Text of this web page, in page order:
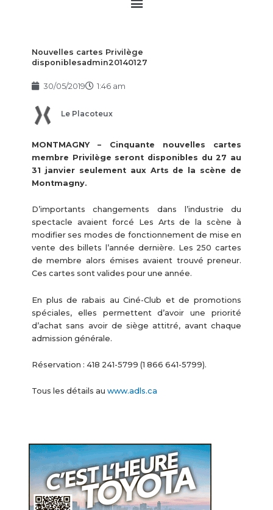
Nouvelles cartes Privilège
disponiblesadmin20140127
30/05/2019 1:46 am
Le Placoteux
MONTMAGNY – Cinquante nouvelles cartes
membre Privilège seront disponibles du 27 au
31 janvier seulement aux Arts de la scène de
Montmagny.
D’importants changements dans l’industrie du
spectacle avaient forcé Les Arts de la scène à
modifier ses modes de fonctionnement de mise en
vente des billets l’année dernière. Les 250 cartes
de membre alors émises avaient trouvé preneur.
Ces cartes sont valides pour une année.
En plus de rabais au Ciné-Club et de promotions
spéciales, elles permettent d’avoir une priorité
d’achat sans avoir de siège attitré, avant chaque
admission générale.
Réservation : 418 241-5799 (1 866 641-5799).
Tous les détails au www.adls.ca